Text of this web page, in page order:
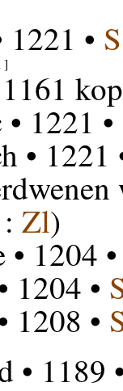
1221 •
]
• 1221 •
• 1221
Zl)
• 1204
1204 •
1208 •
• 1189